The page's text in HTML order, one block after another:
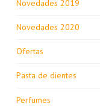
Novedades 2019
Novedades 2020
Ofertas
Pasta de dientes
Perfumes